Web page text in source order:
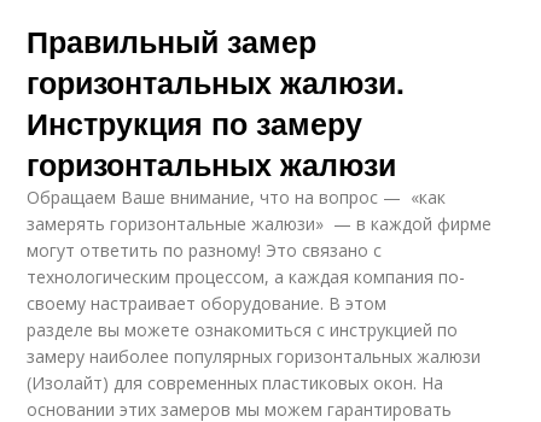
Правильный замер
горизонтальных жалюзи.
Инструкция по замеру
горизонтальных жалюзи
Обращаем Ваше внимание, что на вопрос — «как
замерять горизонтальные жалюзи» — в каждой фирме
могут ответить по разному! Это связано с
технологическим процессом, а каждая компания по-
своему настраивает оборудование. В этом
разделе вы можете ознакомиться с инструкцией по
замеру наиболее популярных горизонтальных жалюзи
(Изолайт) для современных пластиковых окон. На
основании этих замеров мы можем гарантировать